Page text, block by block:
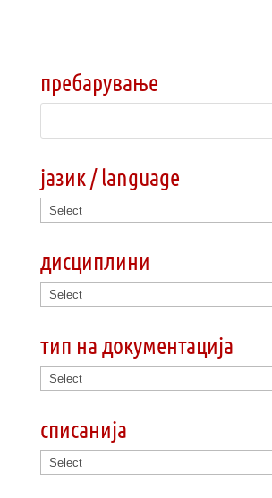
пребарување
јазик / language
дисциплини
тип на документација
списанија